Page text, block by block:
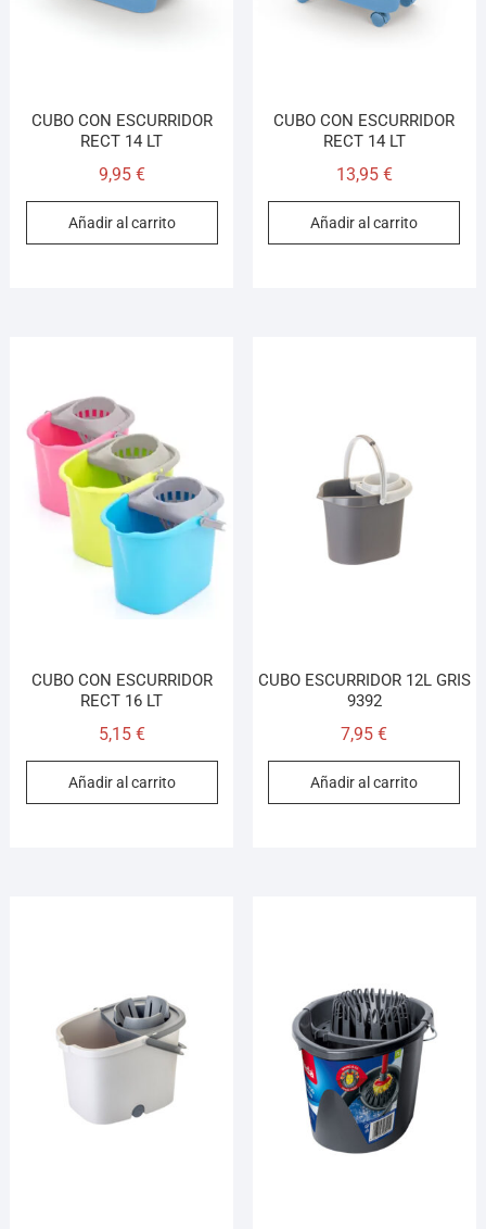
CUBO CON ESCURRIDOR
RECT 14 LT
9,95 €
Añadir al carrito
CUBO CON ESCURRIDOR
RECT 14 LT
13,95 €
Añadir al carrito
CUBO CON ESCURRIDOR
RECT 16 LT
5,15 €
Añadir al carrito
CUBO ESCURRIDOR 12L GRIS
9392
7,95€
Añadir al carrito